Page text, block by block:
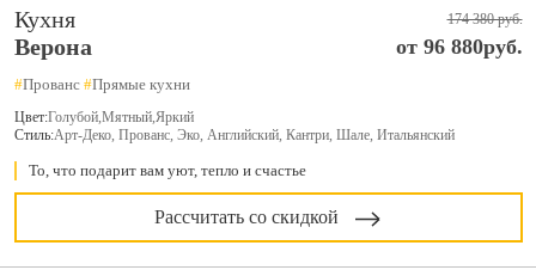
Кухня 174 380 руб.
Верона от 96 880руб.
#Прованс #Прямые кухни
Цвет:Голубой, Мятный, Яркий
Стиль:Арт-Деко, Прованс, Эко, Английский, Кантри, Шале, Итальянский
То, что подарит вам уют, тепло и счастье
Рассчитать со скидкой